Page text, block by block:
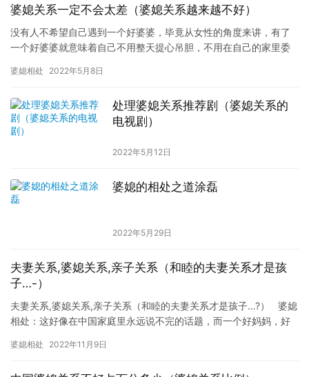
婆媳关系一定不会太差（婆媳关系越来越不好）
没有人不希望自己遇到一个好婆婆，毕竟从女性的角度来讲，有了
一个好婆婆就意味着自己不用整天提心吊胆，不用在自己的家里委
婆婆，…
婆媳相处 2022年5月8日
处理婆媳关系推荐剧（婆媳关系的
电视剧）
2022年5月12日
婆媳的相处之道涂磊
2022年5月29日
夫妻关系,婆媳关系,亲子关系（和睦的夫妻关系才是孩
子…-）
夫妻关系,婆媳关系,亲子关系（和睦的夫妻关系才是孩子…?） 婆媳
相处：这好像在中国家庭里永远说不完的话题，而一个好妈妈，好
婆媳相处 2022年11月9日